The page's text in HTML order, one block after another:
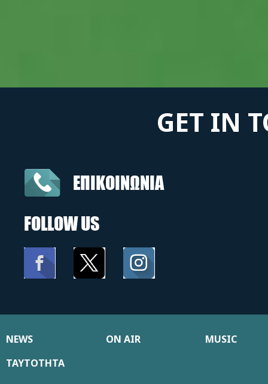
GET IN
ΕΠΙΚΟΙΝΩΝΙΑ
FOLLOW US
NEWS ON AIR
MUSIC
ΤΑΥΤΟΤΗΤΑ